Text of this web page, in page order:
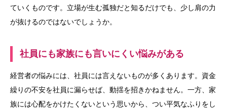
ていくものです。立場が生む孤独だと知るだけでも、少し肩の力
が抜けるのではないでしょうか。
社員にも家族にも言いにくい悩みがある
経営者の悩みには、社員には言えないものが多くあります。資金
繰りの不安を社員に漏らせば、動揺を招きかねません。一方、家
族には心配をかけたくないという思いから、つい平気なふりをし